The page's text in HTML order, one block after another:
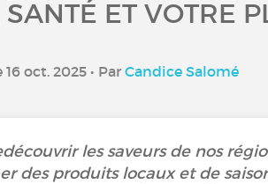
ET VOTRE
oct. 2025 • Par Candice Salomé
les saveurs de nos
des produits locaux et de